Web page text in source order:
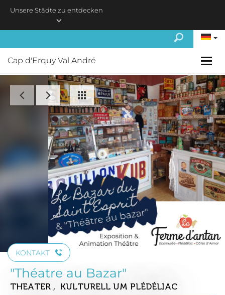
Unsere Städte zu entdecken
Cap d'Erquy Val André
KONTAKT
"Théatre au Bazar"
THEATER , KULTURELL UM PLÉDÉLIAC